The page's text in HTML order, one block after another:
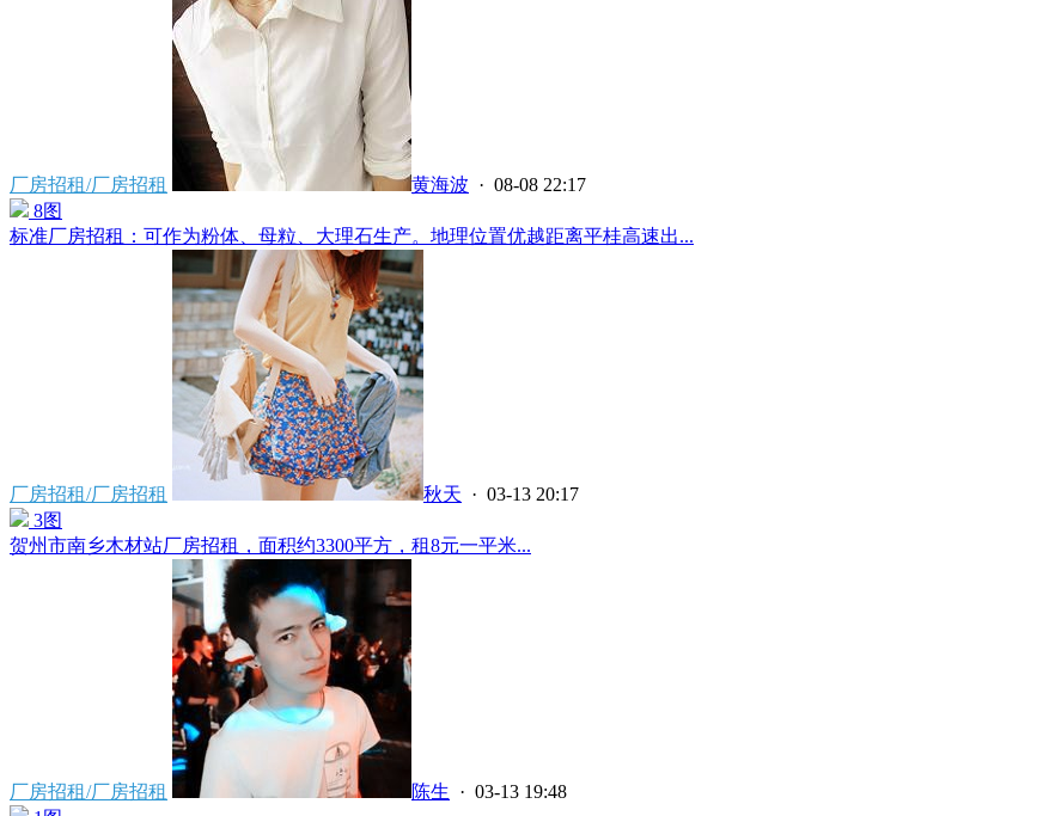
厂房招租/厂房招租 黄海波 · 08-08 22:17
8图
标准厂房招租：可作为粉体、母粒、大理石生产。地理位置优越距离平桂高速出...
厂房招租/厂房招租 秋天 · 03-13 20:17
3图
贺州市南乡木材站厂房招租，面积约3300平方，租8元一平米...
厂房招租/厂房招租 陈生 · 03-13 19:48